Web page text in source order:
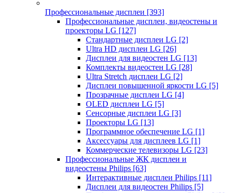
Профессиональные дисплеи [393]
Профессиональные дисплеи, видеостены и
проекторы LG [127]
Стандартные дисплеи LG [2]
Ultra HD дисплеи LG [26]
Дисплеи для видеостен LG [13]
Комплекты видеостен LG [28]
Ultra Stretch дисплеи LG [2]
Дисплеи повышенной яркости LG [5]
Прозрачные дисплеи LG [4]
OLED дисплеи LG [5]
Сенсорные дисплеи LG [3]
Проекторы LG [13]
Программное обеспечение LG [1]
Аксессуары для дисплеев LG [1]
Коммерческие телевизоры LG [23]
Профессиональные ЖК дисплеи и
видеостены Philips [63]
Интерактивные дисплеи Philips [11]
Дисплеи для видеостен Philips [5]